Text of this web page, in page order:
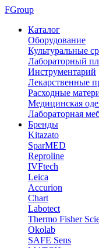
FGroup
Каталог
Оборудование
Культуральные
Лабораторный
Инструментарий
Лекарственные
Расходные
Медицинская
Лабораторная
Бренды
Kitazato
SparMED
Reproline
IVFtech
Leica
Accurion
Chart
Labotect
Thermo Fisher
Okolab
SAFE Sens